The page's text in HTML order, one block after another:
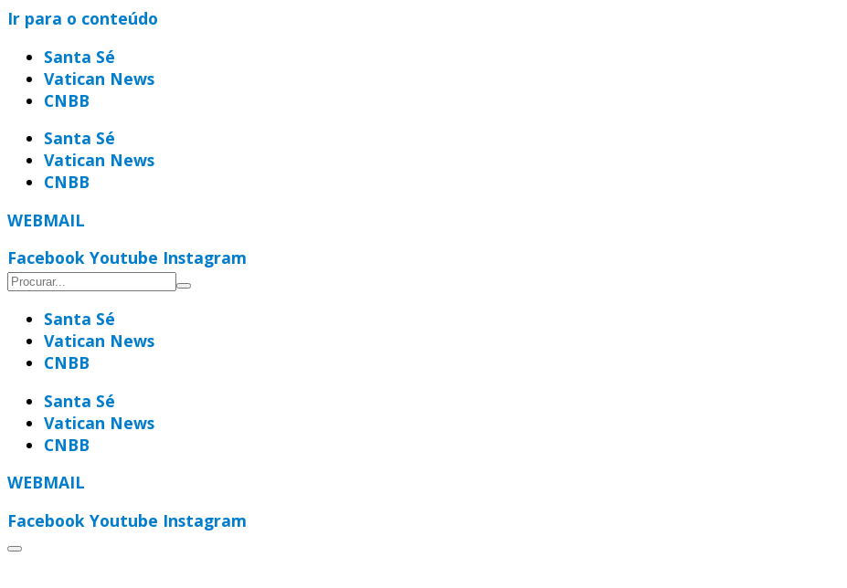
Ir para o conteúdo
Santa Sé
Vatican News
CNBB
Santa Sé
Vatican News
CNBB
WEBMAIL
Facebook Youtube Instagram
Santa Sé
Vatican News
CNBB
Santa Sé
Vatican News
CNBB
WEBMAIL
Facebook Youtube Instagram